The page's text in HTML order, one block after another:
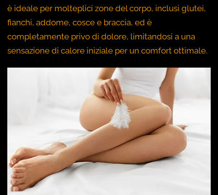
è ideale per molteplici zone del corpo, inclusi glutei,
fianchi, addome, cosce e braccia, ed è
completamente privo di dolore, limitandosi a una
sensazione di calore iniziale per un comfort ottimale.